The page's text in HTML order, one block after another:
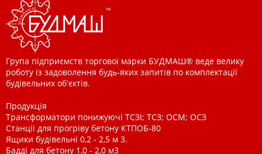
Група підприємств торгової марки БУДМАШ® веде велику
роботу із задоволення будь-яких запитів по комплектації
будівельних об'єктів.
Продукція
Трансформатори понижуючі ТСЗІ; ТСЗ; ОСМ; ОСЗ
Станції для прогріву бетону КТПОБ-80
Ящики будівельні 0,2 - 2,5 м 3.
Бадді для бетону 1,0 - 2,0 м3